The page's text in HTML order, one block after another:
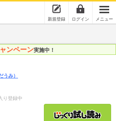
新規登録 ログイン メニュー
ンペーン実施中！
うみ）
り登録中